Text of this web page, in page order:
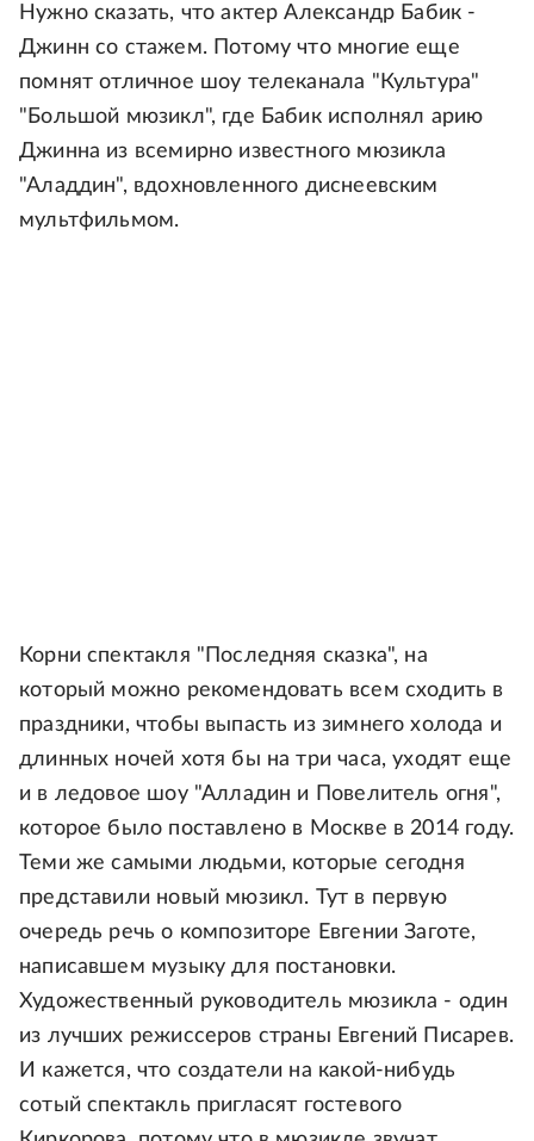
Нужно сказать, что актер Александр Бабик -
Джинн со стажем. Потому что многие еще
помнят отличное шоу телеканала "Культура"
"Большой мюзикл", где Бабик исполнял арию
Джинна из всемирно известного мюзикла
"Аладдин", вдохновленного диснеевским
мультфильмом.
Корни спектакля "Последняя сказка", на
который можно рекомендовать всем сходить в
праздники, чтобы выпасть из зимнего холода и
длинных ночей хотя бы на три часа, уходят еще
и в ледовое шоу "Алладин и Повелитель огня",
которое было поставлено в Москве в 2014 году.
Теми же самыми людьми, которые сегодня
представили новый мюзикл. Тут в первую
очередь речь о композиторе Евгении Заготе,
написавшем музыку для постановки.
Художественный руководитель мюзикла - один
из лучших режиссеров страны Евгений Писарев.
И кажется, что создатели на какой-нибудь
сотый спектакль пригласят гостевого